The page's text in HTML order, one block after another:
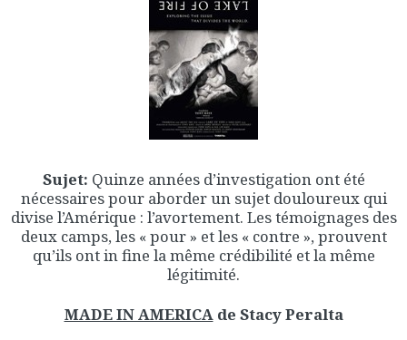
Sujet: Quinze années d’investigation ont été
nécessaires pour aborder un sujet douloureux qui
divise l’Amérique : l’avortement. Les témoignages des
deux camps, les « pour » et les « contre », prouvent
qu’ils ont in fine la même crédibilité et la même
légitimité.
MADE IN AMERICA de Stacy Peralta